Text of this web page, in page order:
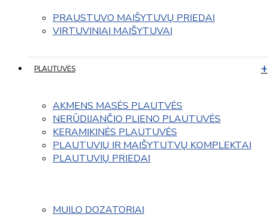
PRAUSTUVO MAIŠYTUVŲ PRIEDAI
VIRTUVINIAI MAIŠYTUVAI
PLAUTUVĖS
AKMENS MASĖS PLAUTVĖS
NERŪDIJANČIO PLIENO PLAUTUVĖS
KERAMIKINĖS PLAUTUVĖS
PLAUTUVIŲ IR MAIŠYTUTVŲ KOMPLEKTAI
PLAUTUVIŲ PRIEDAI
MUILO DOZATORIAI